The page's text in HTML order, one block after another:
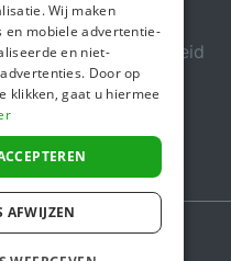
media
& Betrouwbaarheid
voorwaarden
Wij maken
en mobiele advertentie-
en niet-
Door op
klikken, gaat u hiermee
AFWIJZEN